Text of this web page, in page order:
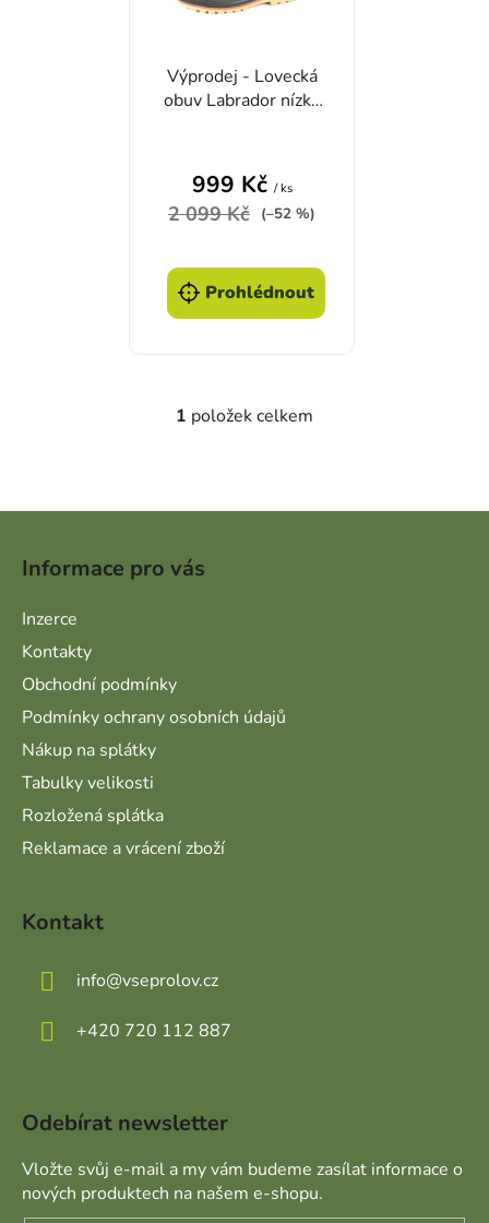
Výprodej - Lovecká
obuv Labrador nízké
999 Kč / ks
2 099 Kč (–52 %)
Prohlédnout
Ovládací prvky výpisu
1 položek celkem
Informace pro vás
Inzerce
Kontakty
Obchodní podmínky
Podmínky ochrany osobních údajů
Nákup na splátky
Tabulky velikosti
Rozložená splátka
Reklamace a vrácení zboží
Kontakt
info@vseprolov.cz
+420 720 112 887
Odebírat newsletter
Vložte svůj e-mail a my vám budeme zasílat informace o
nových produktech na našem e-shopu.